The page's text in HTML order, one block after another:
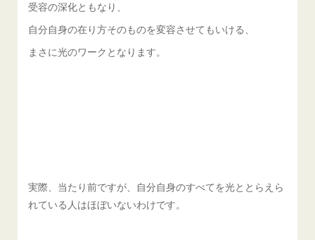
受容の深化ともなり、
自分自身の在り方そのものを変容させてもいける、
まさに光のワークとなります。
実際、当たり前ですが、自分自身のすべてを光ととらえら
れている人はほぼいないわけです。